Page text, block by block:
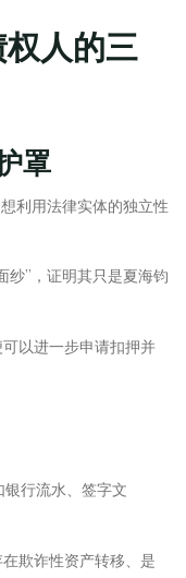
人的三
罩
利用法律实体的独立性
纱”，证明其只是夏海钧
以进一步申请扣押并
行流水、签字文
欺诈性资产转移、是